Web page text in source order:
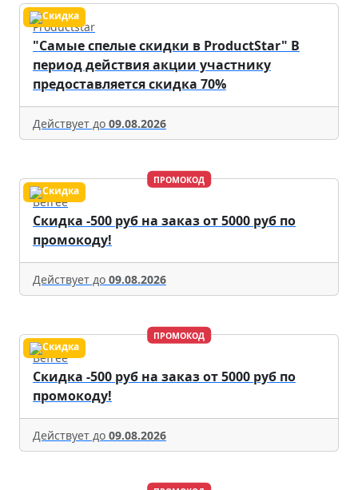
Productstar
"Самые спелые скидки в ProductStar" В
период действия акции участнику
предоставляется скидка 70%
Действует до 09.08.2026
ПРОМОКОД
Befree
Скидка -500 руб на заказ от 5000 руб по
промокоду!
Действует до 09.08.2026
ПРОМОКОД
Befree
Скидка -500 руб на заказ от 5000 руб по
промокоду!
Действует до 09.08.2026